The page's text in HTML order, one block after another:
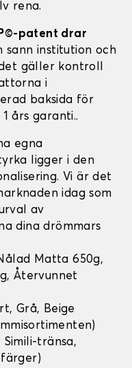
rena.
patent drar
sann institution och
gäller kontroll
i
baksida för
års garanti..
egna
ligger i den
Vi är det
idag som
av
dina drömmars
Matta 650g,
Återvunnet
Grå, Beige
Simili-tränsa,